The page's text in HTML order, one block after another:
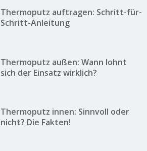
Thermoputz auftragen: Schritt-für-
Schritt-Anleitung
Thermoputz außen: Wann lohnt
sich der Einsatz wirklich?
Thermoputz innen: Sinnvoll oder
nicht? Die Fakten!